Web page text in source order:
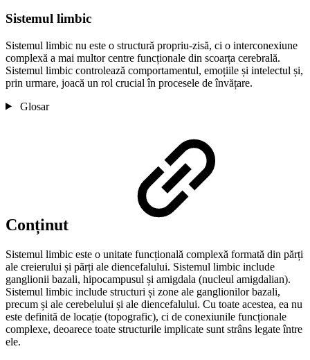
Sistemul limbic
Sistemul limbic nu este o structură propriu-zisă, ci o interconexiune
complexă a mai multor centre funcționale din scoarța cerebrală.
Sistemul limbic controlează comportamentul, emoțiile și intelectul și,
prin urmare, joacă un rol crucial în procesele de învățare.
Glosar
Conținut
Sistemul limbic este o unitate funcțională complexă formată din părți
ale creierului și părți ale diencefalului. Sistemul limbic include
ganglionii bazali, hipocampusul și amigdala (nucleul amigdalian).
Sistemul limbic include structuri și zone ale ganglionilor bazali,
precum și ale cerebelului și ale diencefalului. Cu toate acestea, ea nu
este definită de locație (topografic), ci de conexiunile funcționale
complexe, deoarece toate structurile implicate sunt strâns legate între
ele.